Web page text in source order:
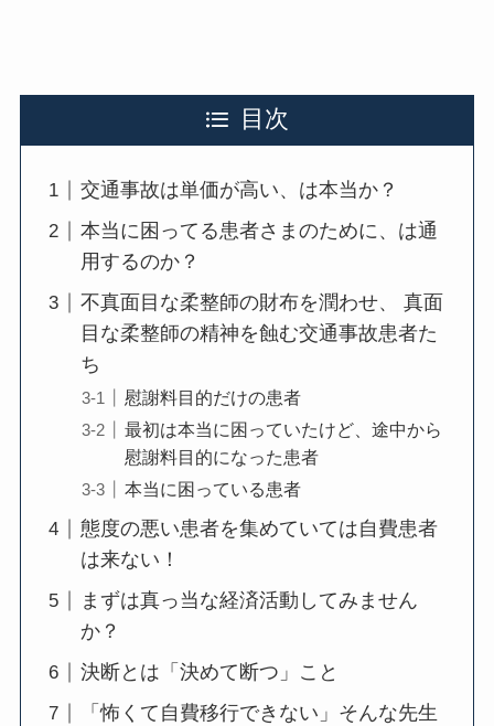
目次
交通事故は単価が高い、は本当か？
本当に困ってる患者さまのために、は通
用するのか？
不真面目な柔整師の財布を潤わせ、 真面
目な柔整師の精神を蝕む交通事故患者た
ち
慰謝料目的だけの患者
最初は本当に困っていたけど、途中から
慰謝料目的になった患者
本当に困っている患者
態度の悪い患者を集めていては自費患者
は来ない！
まずは真っ当な経済活動してみません
か？
決断とは「決めて断つ」こと
「怖くて自費移行できない」そんな先生